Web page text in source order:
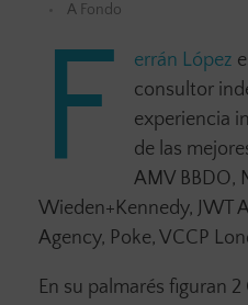
A Fondo
F errán López
consultor
experiencia
de las
AMV BBDO,
Wieden+Kennedy, JWT
Agency, Poke, VCCP
En su palmarés figuran